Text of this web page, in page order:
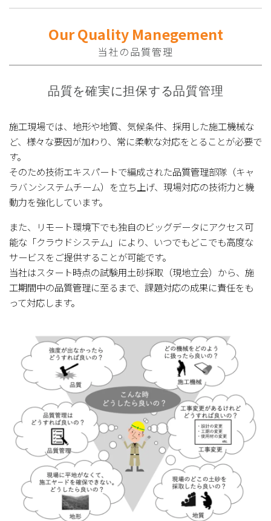
Our Quality Manegement
当社の品質管理
品質を確実に担保する品質管理
施⼯現場では、地形や地質、気候条件、採⽤した施⼯機械な
ど、様々な要因が加わり、常に柔軟な対応をとることが必要で
す。
そのため技術エキスパートで編成された品質管理部隊（キャ
ラバンシステムチーム）を⽴ち上げ、現場対応の技術⼒と機
動⼒を強化しています。
また、リモート環境下でも独⾃のビッグデータにアクセス可
能な「クラウドシステム」により、いつでもどこでも⾼度な
サービスをご提供することが可能です。
当社はスタート時点の試験⽤⼟砂採取（現地⽴会）から、施
⼯期間中の品質管理に⾄るまで、課題対応の成果に責任をも
って対応します。